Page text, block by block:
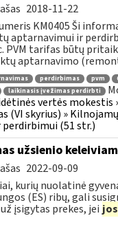
2018-11-22
KM0405 Ši
aptarnavimui ir
PVM tarifas būtų
aptarnavimo
perdirbimas pvm
laikinasis įvežimas perdirbti
vertės mokestis
(VI skyrius) »
(51 str.)
užsienio
2022-09-09
kurių nuolatinė
(ES) ribų, gali
įsigytas prekes, jei jos